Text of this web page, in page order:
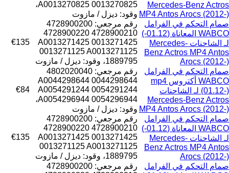
Mercedes-Benz Actros
MP4 Antos Arocs (2012-)
A0013270825 0013270825،
وقود: ديزل / مازوت
صمام التحكم في الفرامل
WABCO المعاناة (01.12-)
لـ الشاحنات Mercedes-
Benz Actros MP4 Antos
Arocs (2012-)
رقم مرجعي: 4728900200
4728900210 4728900220
0013271425 A0013271425
0013271125 A0013271125
1889795، وقود: ديزل / مازوت
€135
صمام التحكم في الفرامل
WABCO أكتروس mp4
(01.12-) لـ الشاحنات
Mercedes-Benz Actros
MP4 Antos Arocs (2012-)
رقم مرجعي: 4802020040
A0044298644 0044298644
A0054291244 0054291244
A0054296944 0054296944،
وقود: ديزل / مازوت
€84
صمام التحكم في الفرامل
WABCO المعاناة (01.12-)
لـ الشاحنات Mercedes-
Benz Actros MP4 Antos
Arocs (2012-)
رقم مرجعي: 4728900200
4728900210 4728900220
0013271425 A0013271425
0013271125 A0013271125
1889795، وقود: ديزل / مازوت
€135
صمام التحكم في الفرامل
رقم مرجعي: 4728900200